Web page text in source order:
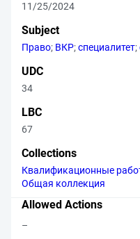
11/25/2024
Subject
Право; ВКР;специалитет;
UDC
34
LBC
67
Collections
Квалификационные
Общая коллекция
Allowed Actions
–